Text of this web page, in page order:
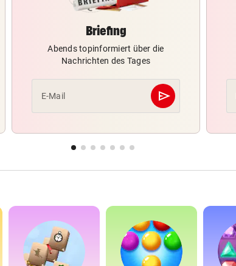
Briefing
Abends topinformiert über die
Nachrichten des Tages
E-Mail send
Abschicken